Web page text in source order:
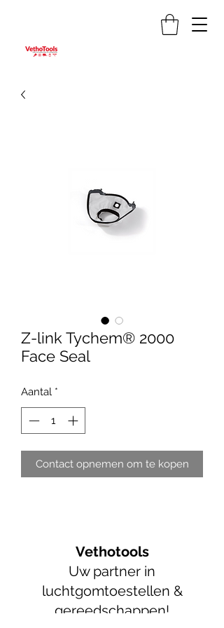
Z-link Tychem® 2000
Face Seal
Aantal *
Contact opnemen om te kopen
Vethotools
Uw partner in
luchtgomtoestellen &
gereedschappen!